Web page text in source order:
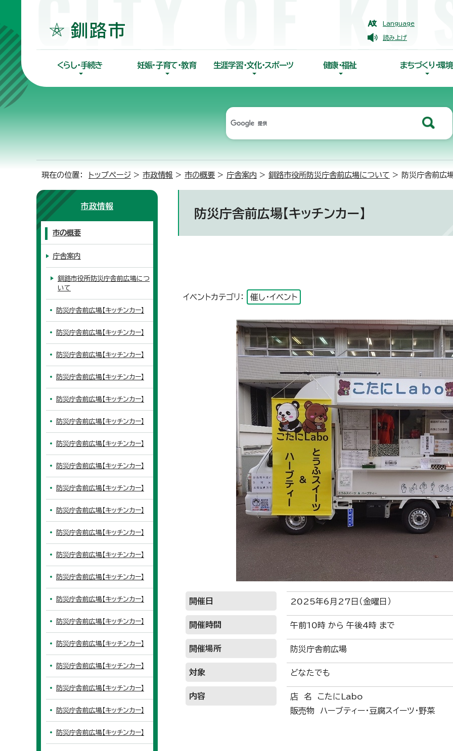
Language
読み上げ
くらし・手続き 妊娠・子育て・教育 生涯学習・文化・スポーツ 健康・福祉 まちづくり・環境
現在の位置： トップページ > 市政情報 > 市の概要 > 庁舎案内 > 釧路市役所防災庁舎前広場について > 防災庁舎前広場
防災庁舎前広場【キッチンカー】
イベントカテゴリ： 催し・イベント
開催日 2025年6月27日（金曜日）
開催時間 午前10時 から 午後4時 まで
開催場所 防災庁舎前広場
対象 どなたでも
内容
店 名 こたにLabo
販売物 ハーブティー・豆腐スイーツ・野菜
市政情報
市の概要
庁舎案内
釧路市役所防災庁舎前広場につ
いて
防災庁舎前広場【キッチンカー】
防災庁舎前広場【キッチンカー】
防災庁舎前広場【キッチンカー】
防災庁舎前広場【キッチンカー】
防災庁舎前広場【キッチンカー】
防災庁舎前広場【キッチンカー】
防災庁舎前広場【キッチンカー】
防災庁舎前広場【キッチンカー】
防災庁舎前広場【キッチンカー】
防災庁舎前広場【キッチンカー】
防災庁舎前広場【キッチンカー】
防災庁舎前広場【キッチンカー】
防災庁舎前広場【キッチンカー】
防災庁舎前広場【キッチンカー】
防災庁舎前広場【キッチンカー】
防災庁舎前広場【キッチンカー】
防災庁舎前広場【キッチンカー】
防災庁舎前広場【キッチンカー】
防災庁舎前広場【キッチンカー】
防災庁舎前広場【キッチンカー】